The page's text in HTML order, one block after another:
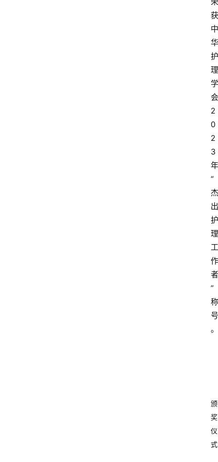
获
中
华
护
理
学
会
2
0
2
3
年
“
杰
出
护
理
工
作
者
”
称
号
。
颁
奖
仪
式